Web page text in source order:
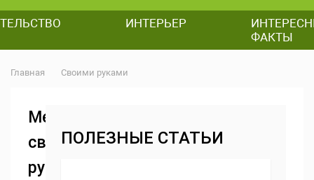
ИНТЕРЬЕР
ФАКТЫ
Главная Своими руками
Мебель
своими
руками
ПОЛЕЗНЫЕ СТАТЬИ